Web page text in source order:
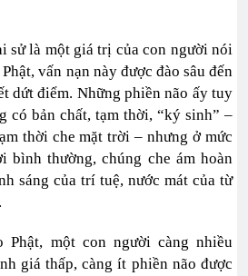
sử là một giá trị của con người nói
vấn nạn này được đào sâu đến
dứt điểm. Những phiền não ấy tuy
có bản chất, tạm thời, “ký sinh” –
thời che mặt trời – nhưng ở mức
bình thường, chúng che ám hoàn
sáng của trí tuệ, nước mát của từ
Phật, một con người càng nhiều
giá thấp, càng ít phiền não được